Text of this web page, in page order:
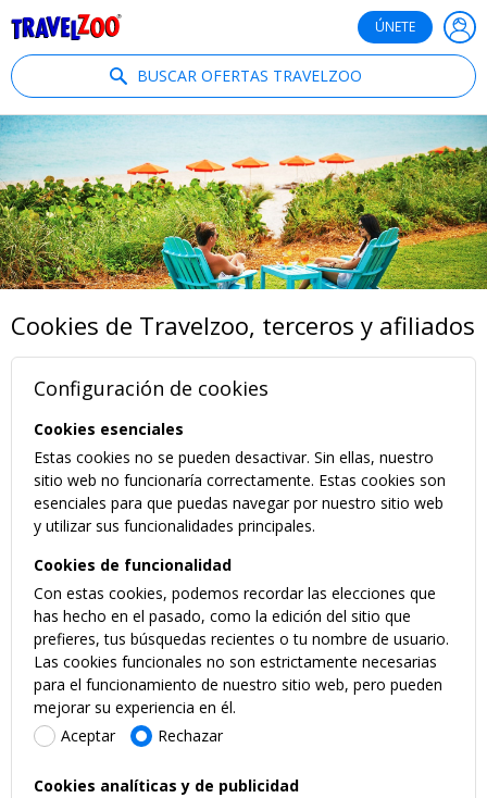
ÚNETE
BUSCAR OFERTAS TRAVELZOO
Cookies de Travelzoo, terceros y afiliados
Configuración de cookies
Cookies esenciales
Estas cookies no se pueden desactivar. Sin ellas, nuestro
sitio web no funcionaría correctamente. Estas cookies son
esenciales para que puedas navegar por nuestro sitio web
y utilizar sus funcionalidades principales.
Cookies de funcionalidad
Con estas cookies, podemos recordar las elecciones que
has hecho en el pasado, como la edición del sitio que
prefieres, tus búsquedas recientes o tu nombre de usuario.
Las cookies funcionales no son estrictamente necesarias
para el funcionamiento de nuestro sitio web, pero pueden
mejorar su experiencia en él.
Aceptar
Rechazar
Cookies analíticas y de publicidad